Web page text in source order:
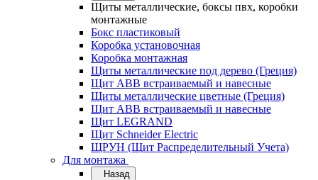
Щиты металлические, боксы пвх, коробки
монтажные
Бокс пластиковый
Коробка установочная
Коробка монтажная
Щиты металлические под дерево (Греция)
Щит ABB встраиваемый и навесные
Щиты металлические цветные (Греция)
Щит ABB встраиваемый и навесные
Щит LEGRAND
Щит Schneider Electric
ЩРУН (Щит Распределительный Учета)
Для монтажа
Назад